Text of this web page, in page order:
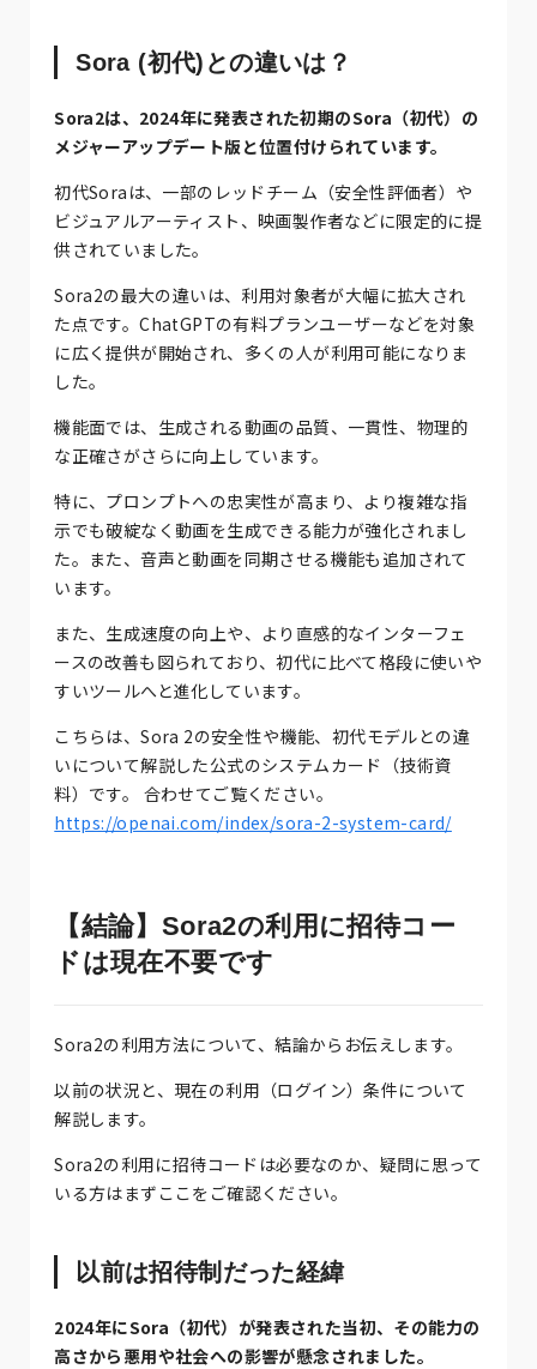
Sora (初代)との違いは？
Sora2は、2024年に発表された初期のSora（初代）の
メジャーアップデート版と位置付けられています。
初代Soraは、一部のレッドチーム（安全性評価者）や
ビジュアルアーティスト、映画製作者などに限定的に提
供されていました。
Sora2の最大の違いは、利用対象者が大幅に拡大され
た点です。ChatGPTの有料プランユーザーなどを対象
に広く提供が開始され、多くの人が利用可能になりま
した。
機能面では、生成される動画の品質、一貫性、物理的
な正確さがさらに向上しています。
特に、プロンプトへの忠実性が高まり、より複雑な指
示でも破綻なく動画を生成できる能力が強化されまし
た。また、音声と動画を同期させる機能も追加されて
います。
また、生成速度の向上や、より直感的なインターフェ
ースの改善も図られており、初代に比べて格段に使いや
すいツールへと進化しています。
こちらは、Sora 2の安全性や機能、初代モデルとの違
いについて解説した公式のシステムカード（技術資
料）です。 合わせてご覧ください。
https://openai.com/index/sora-2-system-card/
【結論】Sora2の利用に招待コー
ドは現在不要です
Sora2の利用方法について、結論からお伝えします。
以前の状況と、現在の利用（ログイン）条件について
解説します。
Sora2の利用に招待コードは必要なのか、疑問に思って
いる方はまずここをご確認ください。
以前は招待制だった経緯
2024年にSora（初代）が発表された当初、その能力の
高さから悪用や社会への影響が懸念されました。